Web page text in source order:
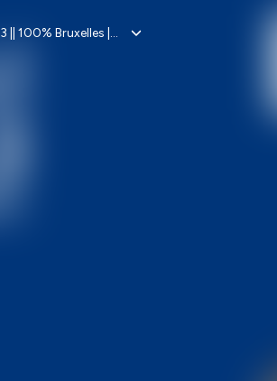
BXFM 104.3 || 100% Bruxelles || 100% Europe